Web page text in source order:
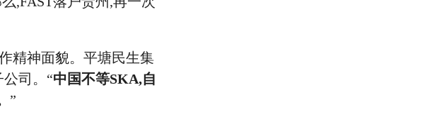
精神面貌。平塘民生集
司。“中国不等SKA,自
”